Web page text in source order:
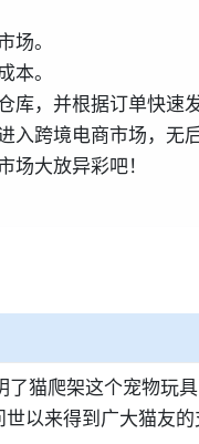
。
。
，并根据订单快速发
跨境电商市场，无后
大放异彩吧！
猫爬架这个宠物玩
以来得到广大猫友